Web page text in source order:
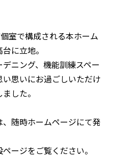
室で構成される本ホーム
に立地。
ニング、機能訓練スペー
思いにお過ごしいただけ
した。
随時ホームページにて発
ページをご覧ください。